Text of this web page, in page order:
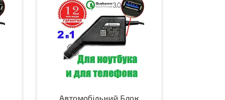
Автомобільний Блок